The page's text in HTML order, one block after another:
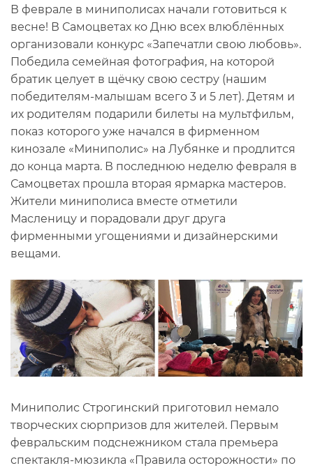
В феврале в миниполисах начали готовиться к
весне! В Самоцветах ко Дню всех влюблённых
организовали конкурс «Запечатли свою любовь».
Победила семейная фотография, на которой
братик целует в щёчку свою сестру (нашим
победителям-малышам всего 3 и 5 лет). Детям и
их родителям подарили билеты на мультфильм,
показ которого уже начался в фирменном
кинозале «Миниполис» на Лубянке и продлится
до конца марта. В последнюю неделю февраля в
Самоцветах прошла вторая ярмарка мастеров.
Жители миниполиса вместе отметили
Масленицу и порадовали друг друга
фирменными угощениями и дизайнерскими
вещами.
Миниполис Строгинский приготовил немало
творческих сюрпризов для жителей. Первым
февральским подснежником стала премьера
спектакля-мюзикла «Правила осторожности» по